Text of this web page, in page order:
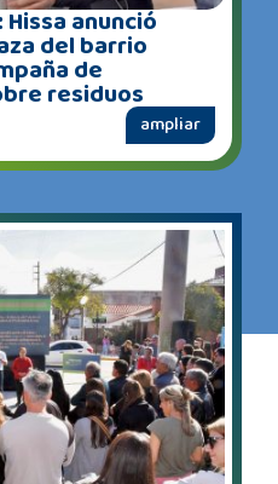
Hissa anunció
del barrio
de
residuos
ampliar